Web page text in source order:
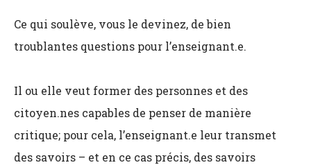
Ce qui soulève, vous le devinez, de bien
troublantes questions pour l’enseignant.e.
Il ou elle veut former des personnes et des
citoyen.nes capables de penser de manière
critique; pour cela, l’enseignant.e leur transmet
des savoirs – et en ce cas précis, des savoirs